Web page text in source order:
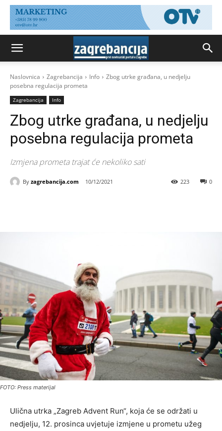
Naslovnica Zagrebancija Info
Zbog utrke građana, u nedjelju
posebna regulacija prometa
Zagrebancija Info
Zbog utrke građana, u nedjelju
posebna regulacija prometa
Izmjena prometa trajat će nekoliko sati
By zagrebancija.com 10/12/2021 0
223
FOTO: Press materijal
Ulična utrka „Zagreb Advent Run“, koja će se održati u
nedjelju, 12. prosinca uvjetuje izmjene u prometu užeg